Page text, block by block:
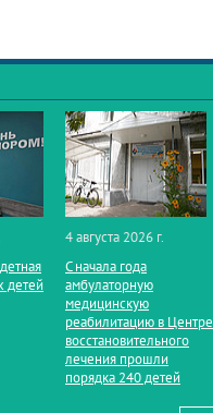
детей
4 августа 2026 г.
С начала года
амбулаторную
медицинскую
реабилитацию в Центре
восстановительного
лечения прошли
порядка 240 детей